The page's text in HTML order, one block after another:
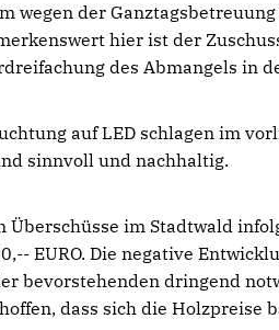
wegen der
hier ist der
des Abmangels in
auf LED schlagen im
sinnvoll und nachhaltig.
im Stadtwald
EURO. Die negative
bevorstehenden dringend
dass sich die Holzpreise